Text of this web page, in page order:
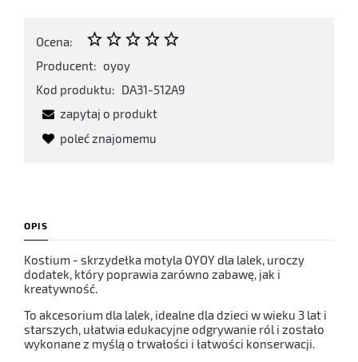
Ocena:
Producent: oyoy
Kod produktu: DA31-512A9
zapytaj o produkt
poleć znajomemu
OPIS
Kostium - skrzydełka motyla OYOY dla lalek, uroczy
dodatek, który poprawia zarówno zabawę, jak i
kreatywność.
To akcesorium dla lalek, idealne dla dzieci w wieku 3 lat i
starszych, ułatwia edukacyjne odgrywanie ról i zostało
wykonane z myślą o trwałości i łatwości konserwacji.